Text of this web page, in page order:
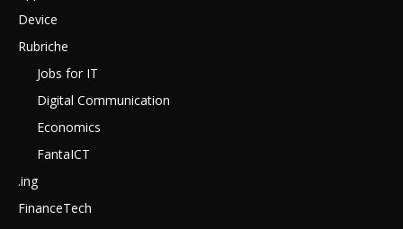
Device
Rubriche
Jobs for IT
Digital Communication
Economics
FantaICT
.ing
FinanceTech